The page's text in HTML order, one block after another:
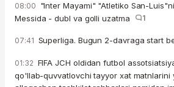
08:00 "Inter Mayami" "Atletiko San-
Messida - dubl va golli uzatma
1
07:41 Superliga. Bugun 2-davraga start
01:32 FIFA JCH oldidan futbol
qo'llab-quvvatlovchi tayyor xat matnlarini